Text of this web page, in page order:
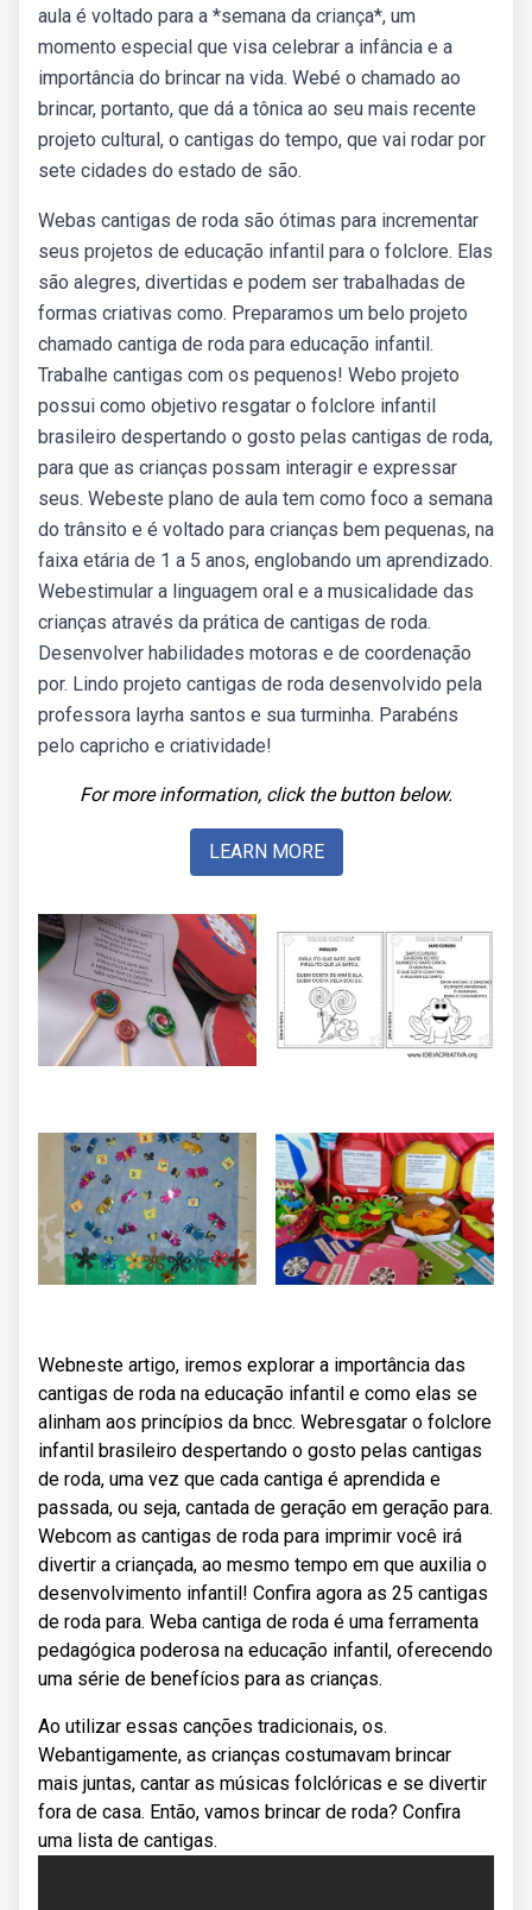
aula é voltado para a *semana da criança*, um
momento especial que visa celebrar a infância e a
importância do brincar na vida. Webé o chamado ao
brincar, portanto, que dá a tônica ao seu mais recente
projeto cultural, o cantigas do tempo, que vai rodar por
sete cidades do estado de são.
Webas cantigas de roda são ótimas para incrementar
seus projetos de educação infantil para o folclore. Elas
são alegres, divertidas e podem ser trabalhadas de
formas criativas como. Preparamos um belo projeto
chamado cantiga de roda para educação infantil.
Trabalhe cantigas com os pequenos! Webo projeto
possui como objetivo resgatar o folclore infantil
brasileiro despertando o gosto pelas cantigas de roda,
para que as crianças possam interagir e expressar
seus. Webeste plano de aula tem como foco a semana
do trânsito e é voltado para crianças bem pequenas, na
faixa etária de 1 a 5 anos, englobando um aprendizado.
Webestimular a linguagem oral e a musicalidade das
crianças através da prática de cantigas de roda.
Desenvolver habilidades motoras e de coordenação
por. Lindo projeto cantigas de roda desenvolvido pela
professora layrha santos e sua turminha. Parabéns
pelo capricho e criatividade!
For more information, click the button below.
LEARN MORE
Webneste artigo, iremos explorar a importância das
cantigas de roda na educação infantil e como elas se
alinham aos princípios da bncc. Webresgatar o folclore
infantil brasileiro despertando o gosto pelas cantigas
de roda, uma vez que cada cantiga é aprendida e
passada, ou seja, cantada de geração em geração para.
Webcom as cantigas de roda para imprimir você irá
divertir a criançada, ao mesmo tempo em que auxilia o
desenvolvimento infantil! Confira agora as 25 cantigas
de roda para. Weba cantiga de roda é uma ferramenta
pedagógica poderosa na educação infantil, oferecendo
uma série de benefícios para as crianças.
Ao utilizar essas canções tradicionais, os.
Webantigamente, as crianças costumavam brincar
mais juntas, cantar as músicas folclóricas e se divertir
fora de casa. Então, vamos brincar de roda? Confira
uma lista de cantigas.